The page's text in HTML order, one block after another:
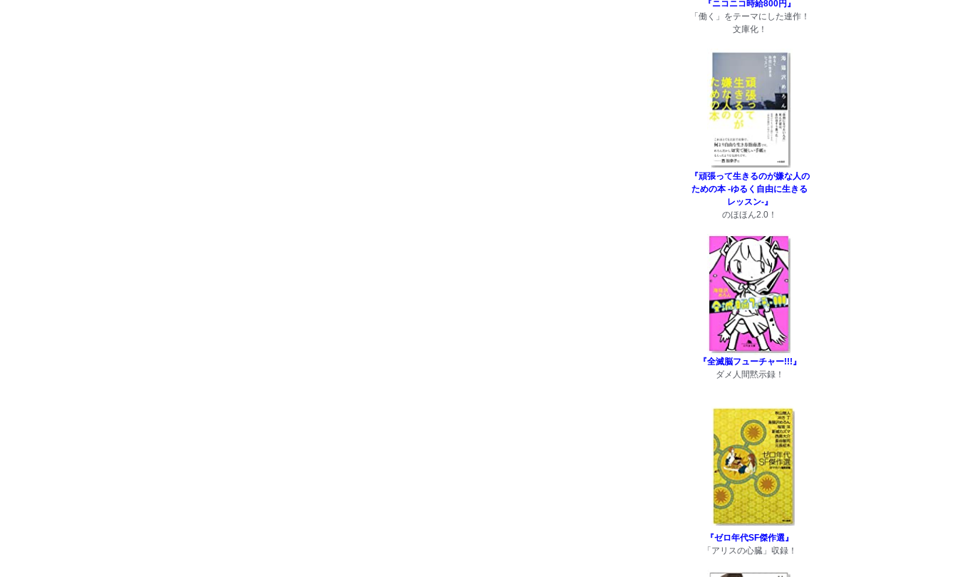
『ニコニコ時給800円』
「働く」をテーマにした連作！
文庫化！
『頑張って生きるのが嫌な人の
ための本 -ゆるく自由に生きる
レッスン-』
のほほん2.0！
『全滅脳フューチャー!!!』
ダメ人間黙示録！
『ゼロ年代SF傑作選』
「アリスの心臓」収録！